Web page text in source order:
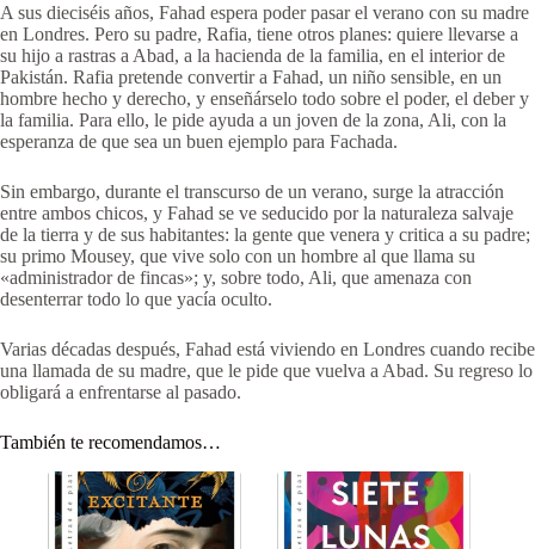
A sus dieciséis años, Fahad espera poder pasar el verano con su madre
en Londres. Pero su padre, Rafia, tiene otros planes: quiere llevarse a
su hijo a rastras a Abad, a la hacienda de la familia, en el interior de
Pakistán. Rafia pretende convertir a Fahad, un niño sensible, en un
hombre hecho y derecho, y enseñárselo todo sobre el poder, el deber y
la familia. Para ello, le pide ayuda a un joven de la zona, Ali, con la
esperanza de que sea un buen ejemplo para Fachada.
Sin embargo, durante el transcurso de un verano, surge la atracción
entre ambos chicos, y Fahad se ve seducido por la naturaleza salvaje
de la tierra y de sus habitantes: la gente que venera y critica a su padre;
su primo Mousey, que vive solo con un hombre al que llama su
«administrador de fincas»; y, sobre todo, Ali, que amenaza con
desenterrar todo lo que yacía oculto.
Varias décadas después, Fahad está viviendo en Londres cuando recibe
una llamada de su madre, que le pide que vuelva a Abad. Su regreso lo
obligará a enfrentarse al pasado.
También te recomendamos…